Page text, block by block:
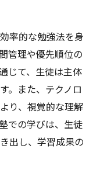
率的な勉強法を身
管理や優先順位の
じて、生徒は主体
。また、テクノロ
り、視覚的な理解
での学びは、生徒
出し、学習成果の